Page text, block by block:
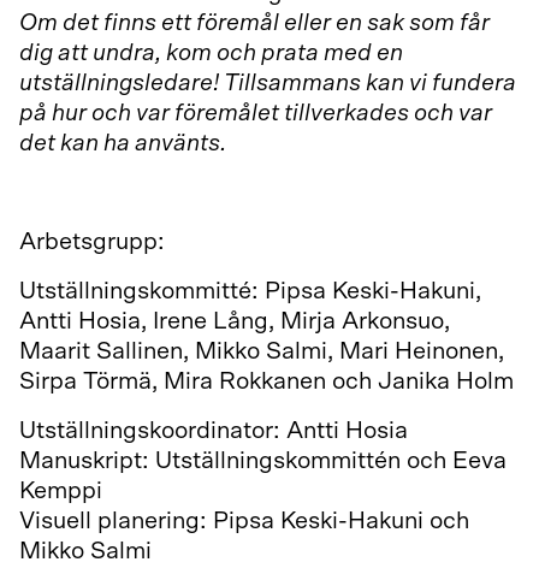
Om det finns ett föremål eller en sak som får
dig att undra, kom och prata med en
utställningsledare! Tillsammans kan vi fundera
på hur och var föremålet tillverkades och var
det kan ha använts.
Arbetsgrupp:
Utställningskommitté: Pipsa Keski-Hakuni,
Antti Hosia, Irene Lång, Mirja Arkonsuo,
Maarit Sallinen, Mikko Salmi, Mari Heinonen,
Sirpa Törmä, Mira Rokkanen och Janika Holm
Utställningskoordinator: Antti Hosia
Manuskript: Utställningskommittén och Eeva
Kemppi
Visuell planering: Pipsa Keski-Hakuni och
Mikko Salmi